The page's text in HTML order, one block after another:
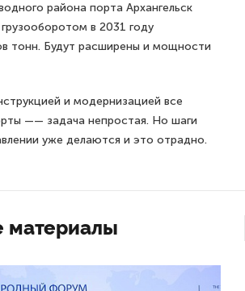
района порта Архангельск
в 2031 году
тонн. Будут расширены и мощности
и модернизацией все
—— задача непростая. Но шаги
уже делаются и это отрадно.
материалы